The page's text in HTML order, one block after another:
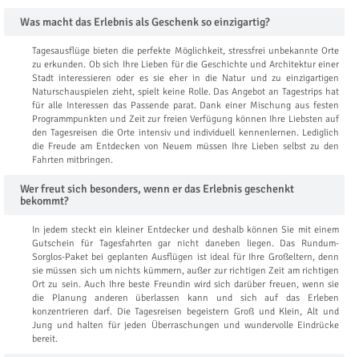
Was macht das Erlebnis als Geschenk so einzigartig?
Tagesausflüge bieten die perfekte Möglichkeit, stressfrei unbekannte Orte
zu erkunden. Ob sich Ihre Lieben für die Geschichte und Architektur einer
Stadt interessieren oder es sie eher in die Natur und zu einzigartigen
Naturschauspielen zieht, spielt keine Rolle. Das Angebot an Tagestrips hat
für alle Interessen das Passende parat. Dank einer Mischung aus festen
Programmpunkten und Zeit zur freien Verfügung können Ihre Liebsten auf
den Tagesreisen die Orte intensiv und individuell kennenlernen. Lediglich
die Freude am Entdecken von Neuem müssen Ihre Lieben selbst zu den
Fahrten mitbringen.
Wer freut sich besonders, wenn er das Erlebnis geschenkt
bekommt?
In jedem steckt ein kleiner Entdecker und deshalb können Sie mit einem
Gutschein für Tagesfahrten gar nicht daneben liegen. Das Rundum-
Sorglos-Paket bei geplanten Ausflügen ist ideal für Ihre Großeltern, denn
sie müssen sich um nichts kümmern, außer zur richtigen Zeit am richtigen
Ort zu sein. Auch Ihre beste Freundin wird sich darüber freuen, wenn sie
die Planung anderen überlassen kann und sich auf das Erleben
konzentrieren darf. Die Tagesreisen begeistern Groß und Klein, Alt und
Jung und halten für jeden Überraschungen und wundervolle Eindrücke
bereit.